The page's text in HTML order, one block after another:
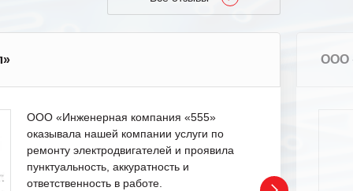
ООО «Инженерная компания «555»
оказывала нашей компании услуги по
ремонту электродвигателей и проявила
пунктуальность, аккуратность и
ответственность в работе.
ООО